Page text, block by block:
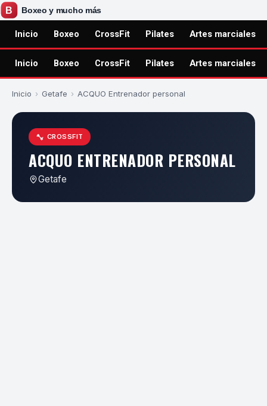
Inicio Boxeo CrossFit Pilates Artes marciales
Inicio Boxeo CrossFit Pilates Artes marciales
Inicio › Getafe › ACQUO Entrenador personal
CROSSFIT
ACQUO ENTRENADOR PERSONAL
Getafe